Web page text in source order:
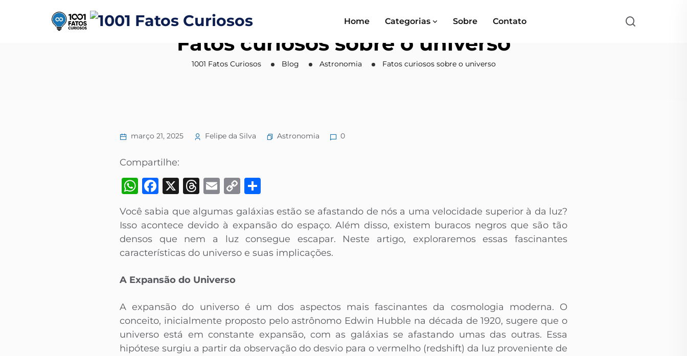
Home Categorias Sobre Contato
Fatos curiosos sobre o universo
1001 Fatos Curiosos Blog Astronomia Fatos curiosos sobre o universo
março 21, 2025 Felipe da Silva Astronomia 0
Compartilhe:
WhatsApp
Facebook
X Threads
Email
Copy
Link
Você sabia que algumas galáxias estão se afastando de nós a uma velocidade superior à da luz?
Isso acontece devido à expansão do espaço. Além disso, existem buracos negros que são tão
densos que nem a luz consegue escapar. Neste artigo, exploraremos essas fascinantes
características do universo e suas implicações.
A Expansão do Universo
A expansão do universo é um dos aspectos mais fascinantes da cosmologia moderna. O
conceito, inicialmente proposto pelo astrônomo Edwin Hubble na década de 1920, sugere que o
universo está em constante expansão, com as galáxias se afastando umas das outras. Essa
hipótese surgiu a partir da observação do desvio para o vermelho (redshift) da luz proveniente de